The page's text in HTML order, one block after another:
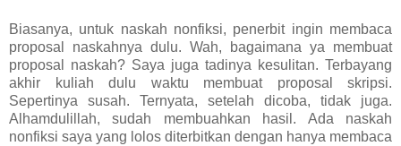
Biasanya, untuk naskah nonfiksi, penerbit ingin membaca
proposal naskahnya dulu. Wah, bagaimana ya membuat
proposal naskah? Saya juga tadinya kesulitan. Terbayang
akhir kuliah dulu waktu membuat proposal skripsi.
Sepertinya susah. Ternyata, setelah dicoba, tidak juga.
Alhamdulillah, sudah membuahkan hasil. Ada naskah
nonfiksi saya yang lolos diterbitkan dengan hanya membaca